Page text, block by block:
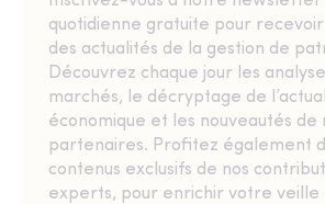
quotidienne gratuite pour recevoir
des actualités de la gestion de
Découvrez chaque jour les
marchés, le décryptage de
économique et les nouveautés de
partenaires. Profitez également
contenus exclusifs de nos
experts, pour enrichir votre veille